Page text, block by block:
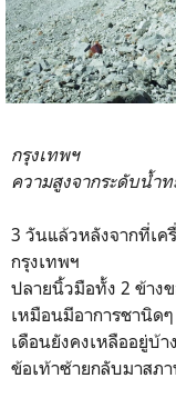
กรุงเทพฯ
ความสูงจากระดับนํ้าท
3 วันแล้วหลังจากที่เ
กรุงเทพฯ
ปลายนิ้วมือทั้ง 2 ข้าง
เหมือนมีอาการชานิด
เดือนยังคงเหลืออยู่บ้าง
ข้อเท้าซ้ายกลับมาสภ